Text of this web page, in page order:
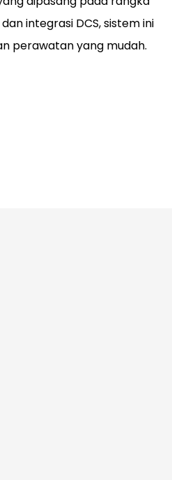
integrasi DCS, sistem ini
perawatan yang mudah.